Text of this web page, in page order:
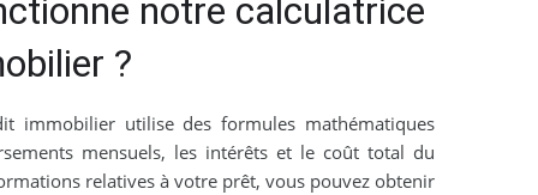
notre calculatrice
?
immobilier utilise des formules mathématiques
mensuels, les intérêts et le coût total du
relatives à votre prêt, vous pouvez obtenir